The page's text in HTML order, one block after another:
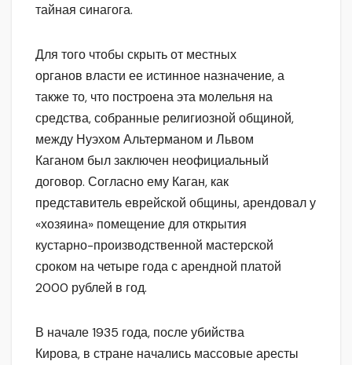
тайная синагога.
Для того чтобы скрыть от местных
органов власти ее истинное назначение, а
также то, что построена эта молельня на
средства, собранные религиозной общиной,
между Нуэхом Альтерманом и Львом
Каганом был заключен неофициальный
договор. Согласно ему Каган, как
представитель еврейской общины, арендовал у
«хозяина» помещение для открытия
кустарно-производственной мастерской
сроком на четыре года с арендной платой
2000 рублей в год.
В начале 1935 года, после убийства
Кирова, в стране начались массовые аресты